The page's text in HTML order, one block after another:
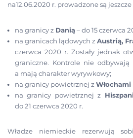
na12.06.2020 r. prowadzone są
na granicy z Danią– do 15 czerwca
na granicach lądowych zAustrią,
czerwca 2020 r. Zostały jednak
graniczne. Kontrole nie odbywają
a mają charakter wyrywkowy;
na granicy powietrznej z Włochami
na granicy powietrznej z
do 21 czerwca 2020 r.
Władze niemieckie rezerwują